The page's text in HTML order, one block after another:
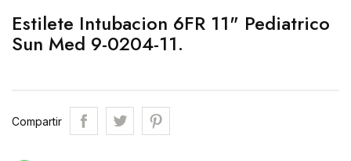
Estilete Intubacion 6FR 11" Pediatrico
Sun Med 9-0204-11.
Compartir